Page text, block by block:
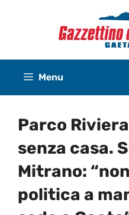
Menu
Parco
senza casa.
Mitrano:
politica a